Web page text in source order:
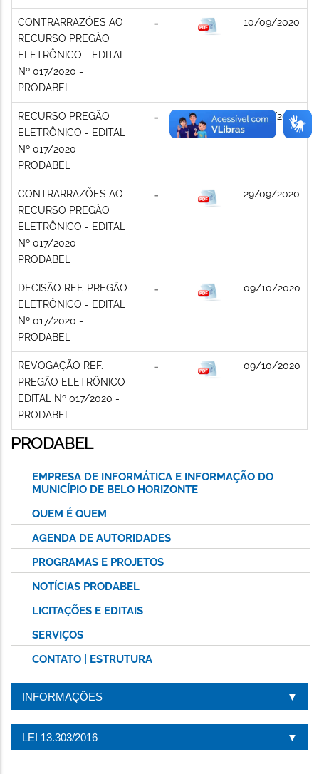
CONTRARRAZÕES AO
RECURSO PREGÃO
ELETRÔNICO - EDITAL
Nº 017/2020 -
PRODABEL
10/09/2020
RECURSO PREGÃO
ELETRÔNICO - EDITAL
Nº 017/2020 -
PRODABEL
29/09/2020
CONTRARRAZÕES AO
RECURSO PREGÃO
ELETRÔNICO - EDITAL
Nº 017/2020 -
PRODABEL
29/09/2020
DECISÃO REF. PREGÃO
ELETRÔNICO - EDITAL
Nº 017/2020 -
PRODABEL
09/10/2020
REVOGAÇÃO REF.
PREGÃO ELETRÔNICO -
EDITAL Nº 017/2020 -
PRODABEL
09/10/2020
PRODABEL
EMPRESA DE INFORMÁTICA E INFORMAÇÃO DO
MUNICÍPIO DE BELO HORIZONTE
QUEM É QUEM
AGENDA DE AUTORIDADES
PROGRAMAS E PROJETOS
NOTÍCIAS PRODABEL
LICITAÇÕES E EDITAIS
SERVIÇOS
CONTATO | ESTRUTURA
INFORMAÇÕES
LEI 13.303/2016